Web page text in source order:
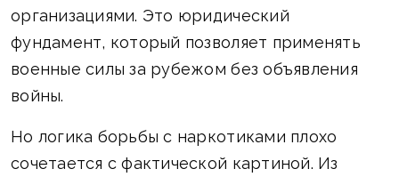
организациями. Это юридический
фундамент, который позволяет применять
военные силы за рубежом без объявления
войны.
Но логика борьбы с наркотиками плохо
сочетается с фактической картиной. Из